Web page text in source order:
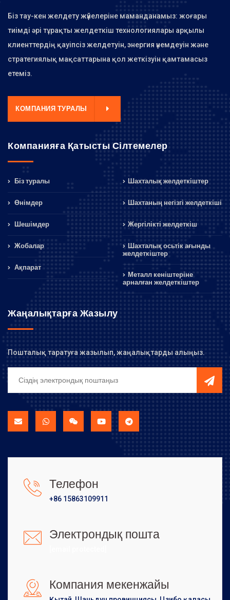
Біз тау-кен желдету жүйелеріне маманданамыз: жоғары
тиімді әрі тұрақты желдеткіш технологиялары арқылы
клиенттердің қауіпсіз желдетуін, энергия үнемдеуін және
стратегиялық мақсаттарына қол жеткізуін қамтамасыз
етеміз.
КОМПАНИЯ ТУРАЛЫ
Компанияға Қатысты Сілтемелер
Біз туралы
Өнімдер
Шешімдер
Жобалар
Ақпарат
Шахталық желдеткіштер
Шахтаның негізгі желдеткіші
Жергілікті желдеткіш
Шахталық осьтік ағынды
желдеткіштер
Металл кеніштеріне
арналған желдеткіштер
Жаңалықтарға Жазылу
Пошталық таратуға жазылып, жаңалықтарды алыңыз.
Телефон
+86 15863109911
Электрондық пошта
Компания мекенжайы